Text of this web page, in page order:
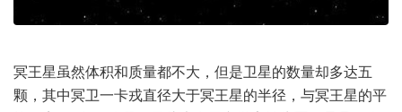
冥王星虽然体积和质量都不大，但是卫星的数量却多达五
颗，其中冥卫一卡戎直径大于冥王星的半径，与冥王星的平